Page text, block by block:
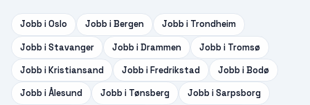
Jobb iOslo Jobb iBergen Jobb i Trondheim
Jobb iStavanger Jobb iDrammen Jobb i Tromsø
Jobb iKristiansand Jobb iFredrikstad Jobb iBodø
Jobb iÅlesund Jobb i Tønsberg Jobb iSarpsborg